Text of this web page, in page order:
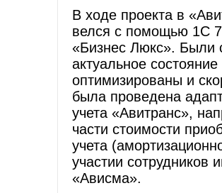
В ходе проекта в
велся с помощью 1С
«Бизнес Люкс». Были
актуальное
оптимизированы и
была проведена
учета «Авитранс»,
части стоимости
учета
участии сотрудников
«Ависма».